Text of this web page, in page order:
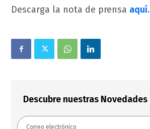
Descarga la nota de prensa aquí.
Descubre nuestras Novedades